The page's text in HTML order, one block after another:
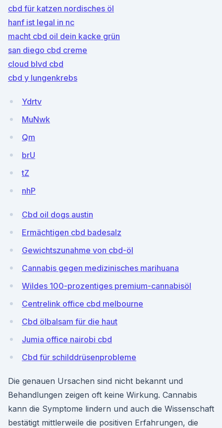
cbd für katzen nordisches öl
hanf ist legal in nc
macht cbd oil dein kacke grün
san diego cbd creme
cloud blvd cbd
cbd y lungenkrebs
Ydrtv
MuNwk
Qm
brU
tZ
nhP
Cbd oil dogs austin
Ermächtigen cbd badesalz
Gewichtszunahme von cbd-öl
Cannabis gegen medizinisches marihuana
Wildes 100-prozentiges premium-cannabisöl
Centrelink office cbd melbourne
Cbd ölbalsam für die haut
Jumia office nairobi cbd
Cbd für schilddrüsenprobleme
Die genauen Ursachen sind nicht bekannt und
Behandlungen zeigen oft keine Wirkung. Cannabis
kann die Symptome lindern und auch die Wissenschaft
bestätigt mittlerweile die positiven Erfahrungen, die